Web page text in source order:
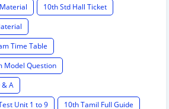
10th Std Hall Ticket
Time Table
Model Question
& A
Unit 1 to 9
10th Tamil Full Guide